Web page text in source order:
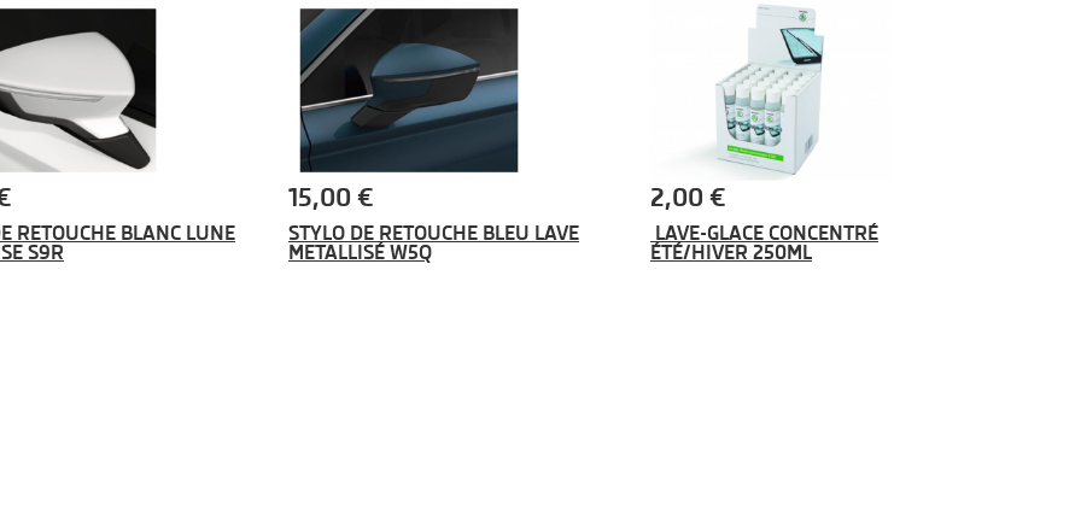
RETOUCHE BLANC LUNE
S9R
15,00 €
STYLO DE RETOUCHE BLEU LAVE
METALLISÉ W5Q
2,00 €
LAVE-GLACE CONCENTRÉ
ÉTÉ/HIVER 250ML